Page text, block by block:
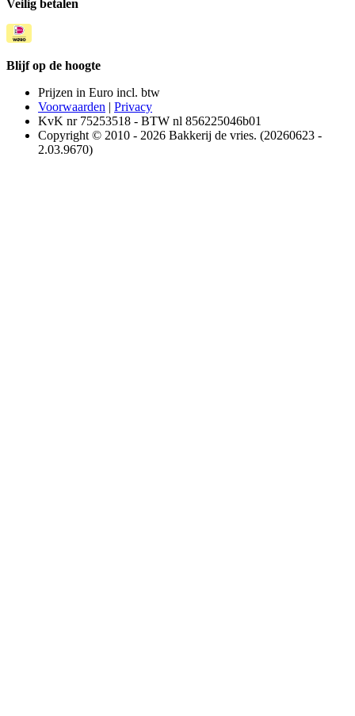
Veilig betalen
Blijf op de hoogte
Prijzen in Euro incl. btw
Voorwaarden | Privacy
KvK nr 75253518 - BTW nl 856225046b01
Copyright © 2010 - 2026 Bakkerij de vries. (20260623 -
2.03.9670)